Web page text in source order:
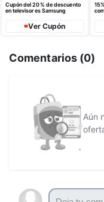
Cupón del 20% de descuento
en televisores Samsung
Ver Cupón
de
Comentarios (0)
Aún